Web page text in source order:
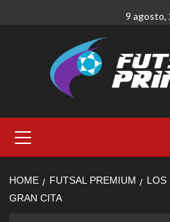
9 agosto,
Menu
HOME FUTSAL PREMIUM
LOS
GRAN CITA